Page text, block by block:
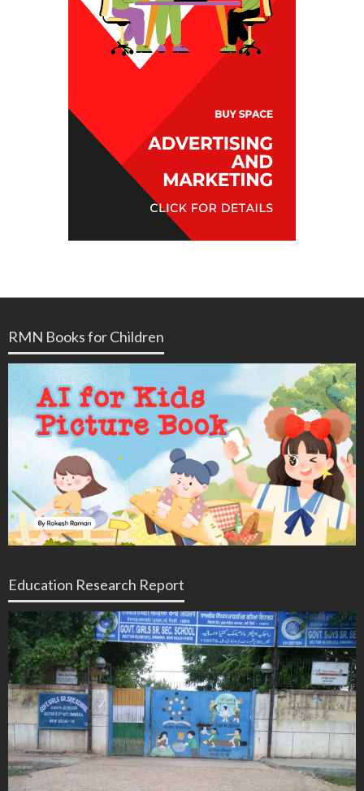
RMN Books for Children
Education Research Report